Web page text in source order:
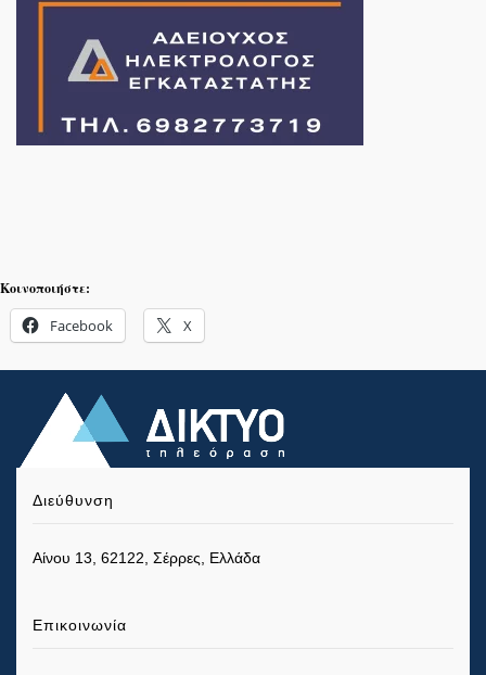
Κοινοποιήστε:
Facebook X
Διεύθυνση
Αίνου 13, 62122, Σέρρες, Ελλάδα
Επικοινωνία